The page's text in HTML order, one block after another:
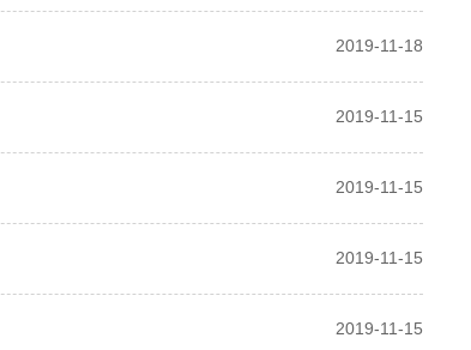
2019-11-18
2019-11-15
2019-11-15
2019-11-15
2019-11-15